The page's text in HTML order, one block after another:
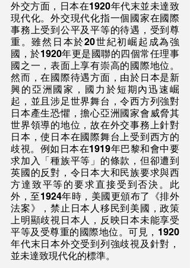
外交方面，日本在1920年代末並未達致
現代化。外交現代化指一個國家在國際
事務上受到公平及平等的待遇，受到尊
重。雖然日本於20世紀初崛起成為強
國，於1920年更是國聯的四個常任理事
國之一，表面上享有崇高的國際地位。
然而，在國際待遇方面，由於日本是新
興的亞洲國家，國力於短期內迅速崛
起，並且涉足世界舞台，令西方列強對
日本產生恐懼，擔心亞洲國家會威脅其
世界領導的地位，故在外交事務上針對
日本，使日本在國際舞台上受到西方的
歧視。例如日本在1919年巴黎和會中要
求加入「種族平等」的條款，但卻遭到
英國的反對，令日本大和民族要求與西
方達致平等的要求直接受到否決。此
外，至1924年時，美國更頒布了《排外
法案》，禁止日本人移民到美國，政策
上明顯歧視日本人，反映日本未能享受
平等及受尊重的國際地位。可見，1920
年代末日本外交受到列強歧視及針對，
並未達致現代化的標準。